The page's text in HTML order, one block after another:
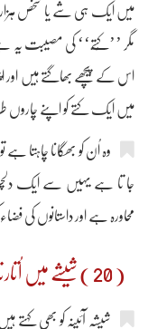
میں ایک ہی شے یا شخص ہزار
مگر ’’کُتَّے‘‘ کی مصیبت یہ ہے
اس کے پیچھے بھاگتے ہیں
میں ایک کتے کو اپنے
وہ اُن کو بھگانا چاہتا
جا تا ہے یہیں سے ایک
محاورہ ہے اور داستانوں کی
( 20 ) شیشے میں اُتارنا۔ ( سید ضمیر حسن دہلوی )
شیشہ آئینہ کو بھی